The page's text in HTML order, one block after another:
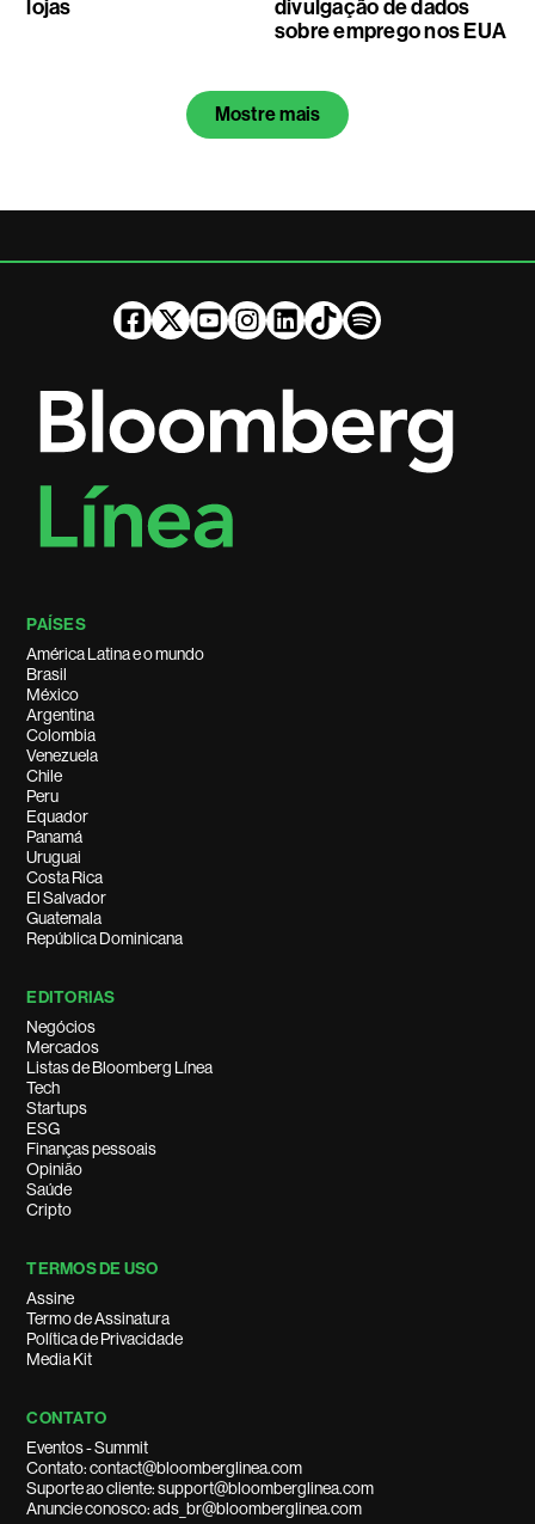
lojas
divulgação de dados
sobre emprego nos EUA
Mostre mais
PAÍSES
América Latina e o mundo
Brasil
México
Argentina
Colombia
Venezuela
Chile
Peru
Equador
Panamá
Uruguai
Costa Rica
El Salvador
Guatemala
República Dominicana
EDITORIAS
Negócios
Mercados
Listas de Bloomberg Línea
Tech
Startups
ESG
Finanças pessoais
Opinião
Saúde
Cripto
TERMOS DE USO
Assine
Termo de Assinatura
Política de Privacidade
Media Kit
CONTATO
Eventos - Summit
Contato: contact@bloomberglinea.com
Suporte ao cliente: support@bloomberglinea.com
Anuncie conosco: ads_br@bloomberglinea.com